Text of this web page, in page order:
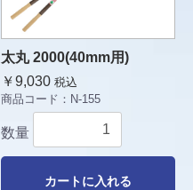
太丸 2000(40mm用)
￥9,030 税込
商品コード： N-155
数量
カートに入れる